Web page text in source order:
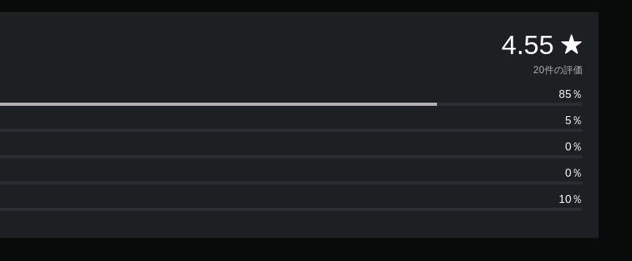
4.55 評
価
数
は
2
0
、
20件の評価
85％
5％
0％
0％
10％